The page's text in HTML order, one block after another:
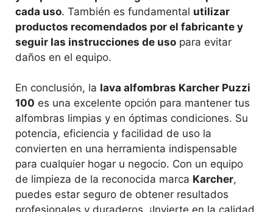
cada uso. También es fundamental utilizar
productos recomendados por el fabricante y
seguir las instrucciones de uso para evitar
daños en el equipo.
En conclusión, la lava alfombras Karcher Puzzi
100 es una excelente opción para mantener tus
alfombras limpias y en óptimas condiciones. Su
potencia, eficiencia y facilidad de uso la
convierten en una herramienta indispensable
para cualquier hogar u negocio. Con un equipo
de limpieza de la reconocida marca Karcher,
puedes estar seguro de obtener resultados